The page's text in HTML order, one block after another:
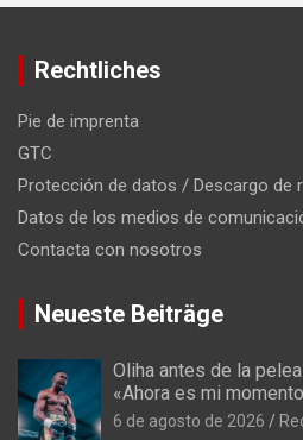
Rechtliches
Pie de imprenta
GTC
Protección de datos / Descargo de
Datos de los medios de
Contacta con nosotros
Neueste Beiträge
Oliha antes de la
«Ahora es mi
6 de agosto de 2026